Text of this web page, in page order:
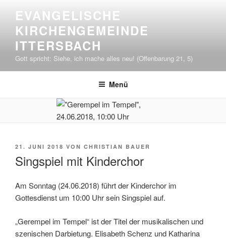
springen
EVANGELISCHE
KIRCHENGEMEINDE
ITTERSBACH
Gott spricht: Siehe, ich mache alles neu! (Offenbarung 21, 5)
Menü
VERÖFFENTLICHT
21. JUNI 2018 VON CHRISTIAN BAUER
Singspiel mit Kinderchor
Am Sonntag (24.06.2018) führt der Kinderchor im
Gottesdienst um 10:00 Uhr sein Singspiel auf.
„Gerempel im Tempel“ ist der Titel der musikalischen und
szenischen Darbietung. Elisabeth Schenz und Katharina